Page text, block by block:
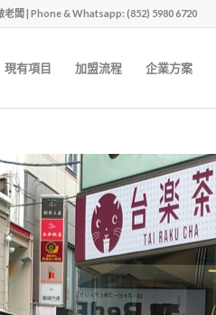
老闆 | Phone & Whatsapp: (852) 5980 6720
現有項目 加盟流程 企業方案